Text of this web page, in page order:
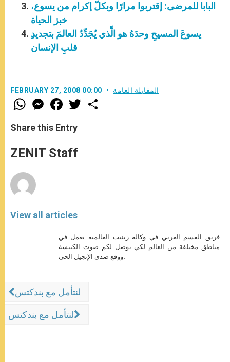
البابا للمرضى: إقتربوا مرارًا وبكلّ إكرام من يسوع،
خبز الحياة
يسوعَ المسيحِ وحدَهُ هو الَّذي يُجَدِّدُ العالمَ بتجديدِ
قلبِ الإنسان
FEBRUARY 27, 2008 00:00 المقابلة العامة
W
h
t
s
p
p
M
e
s
e
g
e
F
a
e
b
o
k
w
Share this Entry
ZENIT Staff
View all articles
فريق القسم العربي في وكالة زينيت العالمية يعمل في
مناطق مختلفة من العالم لكي يوصل لكم صوت الكنيسة
ووقع صدى الإنجيل الحي.
لنتأمل مع بندكتس
لنتأمل مع بندكتس